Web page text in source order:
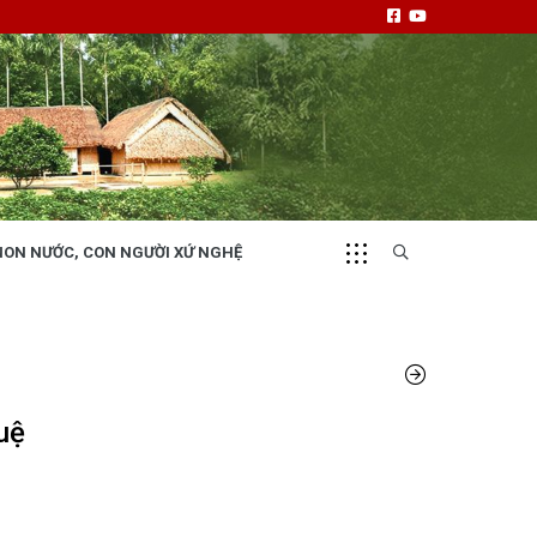
NƯỚC, CON NGƯỜI XỨ NGHỆ